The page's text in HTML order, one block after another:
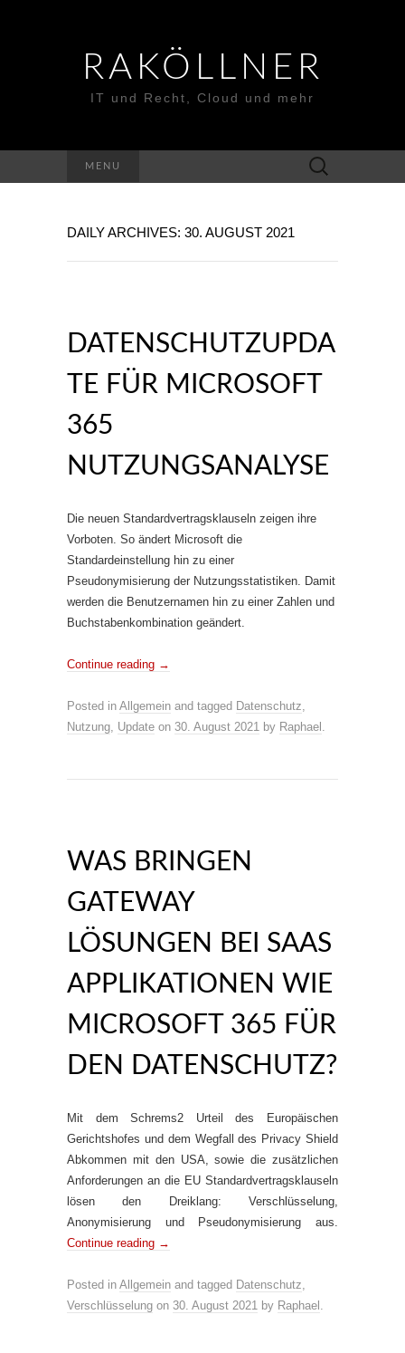
RAKÖLLNER
IT und Recht, Cloud und mehr
MENU
Suchen
nach:
DAILY ARCHIVES: 30. AUGUST 2021
DATENSCHUTZUPDA
TE FÜR MICROSOFT
365
NUTZUNGSANALYSE
Die neuen Standardvertragsklauseln zeigen ihre
Vorboten. So ändert Microsoft die
Standardeinstellung hin zu einer
Pseudonymisierung der Nutzungsstatistiken. Damit
werden die Benutzernamen hin zu einer Zahlen und
Buchstabenkombination geändert.
Continue reading →
Posted in Allgemein and tagged Datenschutz,
Nutzung, Update on 30. August 2021 by Raphael .
WAS BRINGEN
GATEWAY
LÖSUNGEN BEI SAAS
APPLIKATIONEN WIE
MICROSOFT 365 FÜR
DEN DATENSCHUTZ?
Mit dem Schrems2 Urteil des Europäischen
Gerichtshofes und dem Wegfall des Privacy Shield
Abkommen mit den USA, sowie die zusätzlichen
Anforderungen an die EU Standardvertragsklauseln
lösen den Dreiklang: Verschlüsselung,
Anonymisierung und Pseudonymisierung aus.
Continue reading →
Posted in Allgemein and tagged Datenschutz,
Verschlüsselung on 30. August 2021 by Raphael .